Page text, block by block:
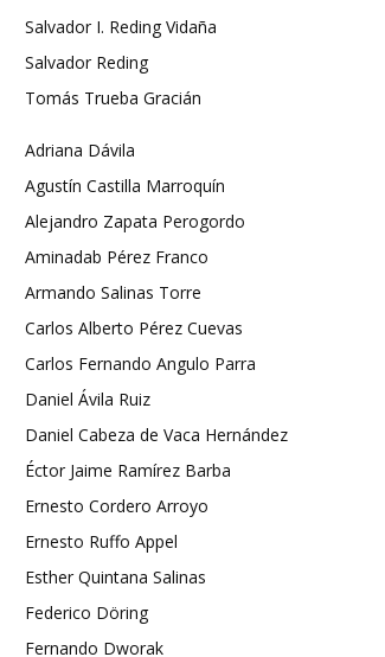
Salvador I. Reding Vidaña
Salvador Reding
Tomás Trueba Gracián
Adriana Dávila
Agustín Castilla Marroquín
Alejandro Zapata Perogordo
Aminadab Pérez Franco
Armando Salinas Torre
Carlos Alberto Pérez Cuevas
Carlos Fernando Angulo Parra
Daniel Ávila Ruiz
Daniel Cabeza de Vaca Hernández
Éctor Jaime Ramírez Barba
Ernesto Cordero Arroyo
Ernesto Ruffo Appel
Esther Quintana Salinas
Federico Döring
Fernando Dworak